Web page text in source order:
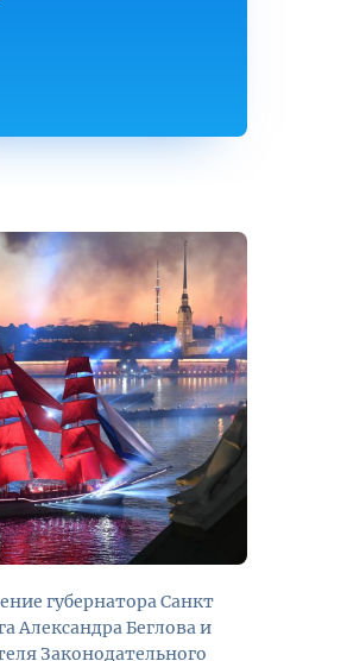
губернатора Санкт
Александра Беглова и
Законодательного